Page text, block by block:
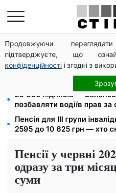
Продовжуючи
підтверджуєте, що
конфіденційності і згодні з
125 грн за куб води:
подорожчання тарифів у
Пенсія по інвалідності III
до 10 625 грн — хто
26 000 підписів —
позбавляти водіїв прав
Пенсія для III групи
2595 до 10 625 грн — хто
Пенсії у червні
одразу за три
суми